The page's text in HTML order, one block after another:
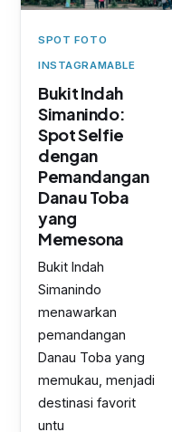
SPOT FOTO
INSTAGRAMABLE
Bukit Indah
Simanindo:
Spot Selfie
dengan
Pemandangan
Danau Toba
yang
Memesona
Bukit Indah
Simanindo
menawarkan
pemandangan
Danau Toba yang
memukau, menjadi
destinasi favorit
untu